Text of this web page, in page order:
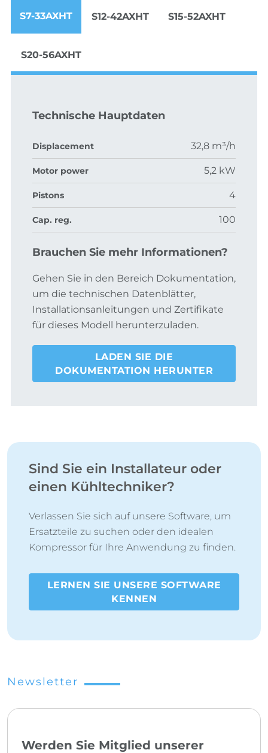
S7-33AXHT S12-42AXHT S15-52AXHT
S20-56AXHT
Technische Hauptdaten
Displacement 32,8 m³/h
Motor power 5,2 kW
Pistons 4
Cap. reg. 100
Brauchen Sie mehr Informationen?
Gehen Sie in den Bereich Dokumentation,
um die technischen Datenblätter,
Installationsanleitungen und Zertifikate
für dieses Modell herunterzuladen.
LADEN SIE DIE
DOKUMENTATION HERUNTER
Sind Sie ein Installateur oder
einen Kühltechniker?
Verlassen Sie sich auf unsere Software, um
Ersatzteile zu suchen oder den idealen
Kompressor für Ihre Anwendung zu finden.
LERNEN SIE UNSERE SOFTWARE
KENNEN
Newsletter
Werden Sie Mitglied unserer